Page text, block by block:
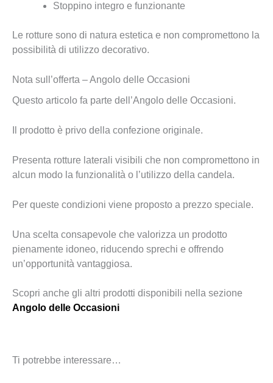
Stoppino integro e funzionante
Le rotture sono di natura estetica e non compromettono la
possibilità di utilizzo decorativo.
Nota sull’offerta – Angolo delle Occasioni
Questo articolo fa parte dell’Angolo delle Occasioni.
Il prodotto è privo della confezione originale.
Presenta rotture laterali visibili che non compromettono in
alcun modo la funzionalità o l’utilizzo della candela.
Per queste condizioni viene proposto a prezzo speciale.
Una scelta consapevole che valorizza un prodotto
pienamente idoneo, riducendo sprechi e offrendo
un’opportunità vantaggiosa.
Scopri anche gli altri prodotti disponibili nella sezione
Angolo delle Occasioni
Ti potrebbe interessare…